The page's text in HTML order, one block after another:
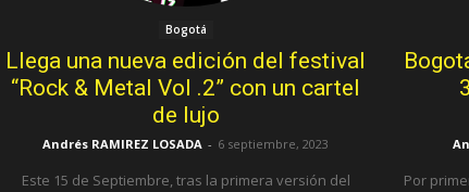
Bogotá
Llega una nueva edición del festival
“Rock & Metal Vol .2” con un cartel
de lujo
Andrés RAMIREZ LOSADA - 6 septiembre, 2023
Este 15 de Septiembre, tras la primera versión del
Por